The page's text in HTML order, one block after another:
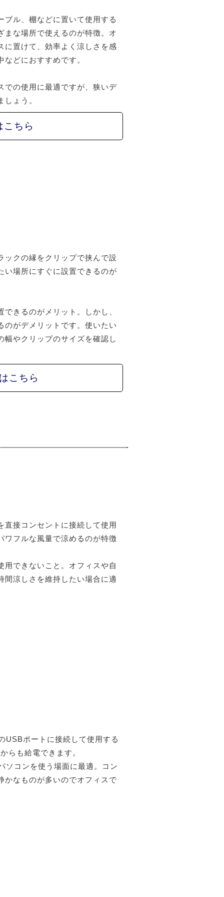
ブル、棚などに置いて使用する
まな場所で使えるのが特徴。オ
に置けて、効率よく涼しさを感
どにおすすめです。
での使用に最適ですが、狭いデ
ょう。
こちら
ックの縁をクリップで挟んで設
い場所にすぐに設置できるのが
きるのがメリット。しかし、
のがデメリットです。使いたい
幅やクリップのサイズを確認し
こちら
直接コンセントに接続して使用
ワフルな風量で涼めるのが特徴
用できないこと。オフィスや自
間涼しさを維持したい場合に適
USBポートに接続して使用する
らも給電できます。
ソコンを使う場面に最適。コン
かなものが多いのでオフィスで